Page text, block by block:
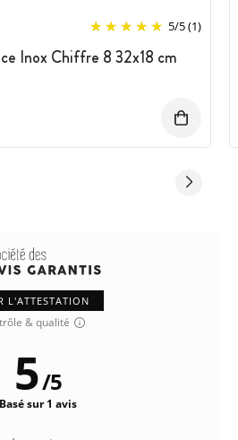
5/5(1)
Inox Chiffre 8 32x18 cm
:
L'ATTESTATION
& qualité
5/5
Basé sur 1 avis